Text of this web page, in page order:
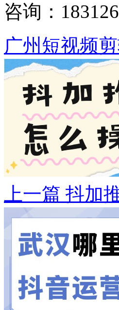
咨询：
广州短视频
上一篇 抖加